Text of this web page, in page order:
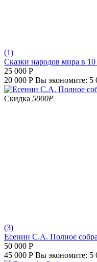
(1)
Сказки народов мира в
25 000 Р
20 000 Р Вы экономите: 5
Скидка 5000Р
(3)
Есенин С.А. Полное
50 000 Р
45 000 Р Вы экономите: 5